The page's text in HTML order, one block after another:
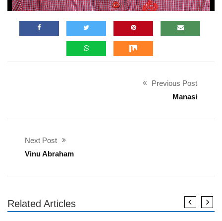
Previous Post
Manasi
Next Post
Vinu Abraham
Related Articles
എഴുത്തുകാർ